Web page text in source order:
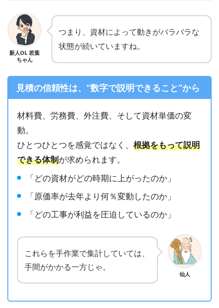
新人OL 若葉
ちゃん
つまり、資材によって動きがバラバラな
状態が続いていますね。
見積の信頼性は、“数字で説明できること”から
材料費、労務費、外注費、そして資材単価の変
動。
ひとつひとつを感覚ではなく、根拠をもって説明
できる体制が求められます。
「どの資材がどの時期に上がったのか」
「原価率が去年より何％変動したのか」
「どの工事が利益を圧迫しているのか」
仙人
これらを手作業で集計していては、
手間がかかる一方じゃ。